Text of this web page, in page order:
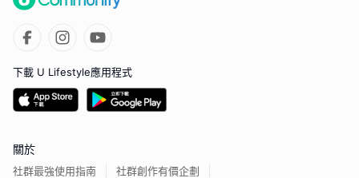
下載 U Lifestyle應用程式
關於
社群最強使用指南
社群創作有價企劃